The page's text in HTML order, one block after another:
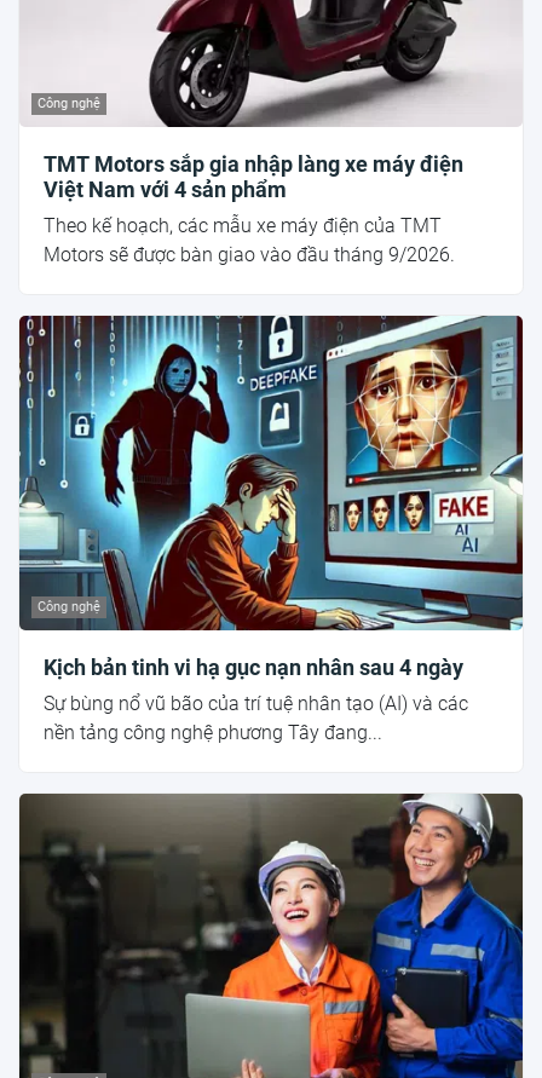
Công nghệ
TMT Motors sắp gia nhập làng xe máy điện
Việt Nam với 4 sản phẩm
Theo kế hoạch, các mẫu xe máy điện của TMT
Motors sẽ được bàn giao vào đầu tháng 9/2026.
Công nghệ
Kịch bản tinh vi hạ gục nạn nhân sau 4 ngày
Sự bùng nổ vũ bão của trí tuệ nhân tạo (AI) và các
nền tảng công nghệ phương Tây đang...